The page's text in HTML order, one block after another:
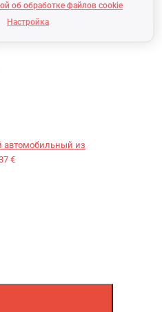
об обработке файлов cookie
Настройка
автомобильный из
€